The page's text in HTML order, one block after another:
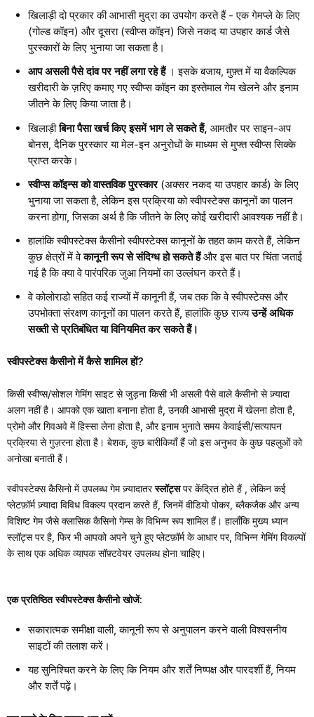
खिलाड़ी दो प्रकार की आभासी मुद्रा का उपयोग करते हैं - एक गेमप्ले के लिए
(गोल्ड कॉइन) और दूसरा (स्वीप्स कॉइन) जिसे नकद या उपहार कार्ड जैसे
पुरस्कारों के लिए भुनाया जा सकता है।
आप असली पैसे दांव पर नहीं लगा रहे हैं । इसके बजाय, मुफ़्त में या वैकल्पिक
खरीदारी के ज़रिए कमाए गए स्वीप्स कॉइन का इस्तेमाल गेम खेलने और इनाम
जीतने के लिए किया जाता है।
खिलाड़ी बिना पैसा खर्च किए इसमें भाग ले सकते हैं, आमतौर पर साइन-अप
बोनस, दैनिक पुरस्कार या मेल-इन अनुरोधों के माध्यम से मुफ्त स्वीप्स सिक्के
प्राप्त करके।
स्वीप्स कॉइन्स को वास्तविक पुरस्कार (अक्सर नकद या उपहार कार्ड) के लिए
भुनाया जा सकता है, लेकिन इस प्रक्रिया को स्वीपस्टेक्स कानूनों का पालन
करना होगा, जिसका अर्थ है कि जीतने के लिए कोई खरीदारी आवश्यक नहीं है।
हालांकि स्वीपस्टेक्स कैसीनो स्वीपस्टेक्स कानूनों के तहत काम करते हैं, लेकिन
कुछ क्षेत्रों मेंवेकानूनी रूप से संदिग्ध हो सकते हैंऔर इस बात पर चिंता जताई
गई है कि क्या वे पारंपरिक जुआ नियमों का उल्लंघन करते हैं।
वे कोलोराडो सहित कई राज्यों में कानूनी हैं, जब तक कि वे स्वीपस्टेक्स और
उपभोक्ता संरक्षण कानूनों का पालन करते हैं, हालांकि कुछ राज्य उन्हें अधिक
सख्ती से प्रतिबंधित या विनियमित कर सकते हैं।
स्वीपस्टेक्स कैसीनो में कैसे शामिल हों?
किसी स्वीप्स/सोशल गेमिंग साइट से जुड़ना किसी भी असली पैसे वाले कैसीनो से ज़्यादा
अलग नहीं है। आपको एक खाता बनाना होता है, उनकी आभासी मुद्रा में खेलना होता है,
प्रोमो और गिवअवे में हिस्सा लेना होता है, और इनाम भुनाते समय केवाईसी/सत्यापन
प्रक्रिया से गुज़रना होता है। बेशक, कुछ बारीकियाँ हैं जो इस अनुभव के कुछ पहलुओं को
अनोखा बनाती हैं।
स्वीपस्टेक्स कैसिनो में उपलब्ध गेम ज़्यादातर स्लॉट्सपर केंद्रित होते हैं
, लेकिन कई
प्लेटफ़ॉर्म ज़्यादा विविध विकल्प प्रदान करते हैं, जिनमें वीडियो पोकर, ब्लैकजैक और अन्य
विशिष्ट गेम जैसे क्लासिक कैसिनो गेम्स के विभिन्न रूप शामिल हैं। हालाँकि मुख्य ध्यान
स्लॉट्स पर है, फिर भी आपको अपने चुने हुए प्लेटफ़ॉर्म के आधार पर, विभिन्न गेमिंग विकल्पों
के साथ एक अधिक व्यापक सॉफ़्टवेयर उपलब्ध होना चाहिए।
एक प्रतिष्ठित स्वीपस्टेक्स कैसीनो खोजें:
सकारात्मक समीक्षा वाली, कानूनी रूप से अनुपालन करने वाली विश्वसनीय
साइटों की तलाश करें।
यह सुनिश्चित करने के लिए कि नियम और शर्तें निष्पक्ष और पारदर्शी हैं, नियम
और शर्तें पढ़ें।